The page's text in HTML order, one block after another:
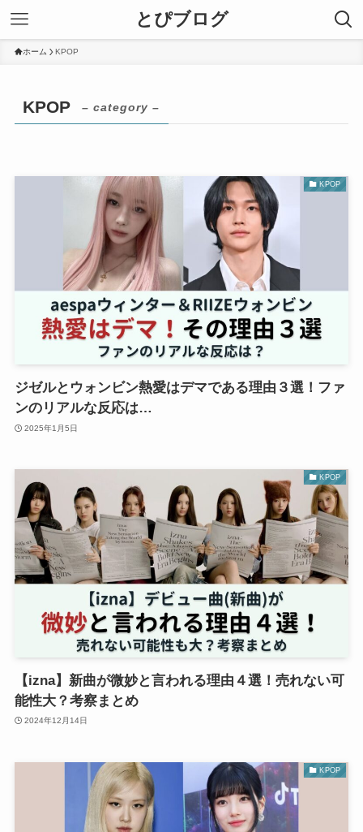
とぴブログ
ホーム KPOP
KPOP – category –
KPOP
ジゼルとウォンビン熱愛はデマである理由３選！ファ
ンのリアルな反応は…
2025年1月5日
KPOP
【izna】新曲が微妙と言われる理由４選！売れない可
能性大？考察まとめ
2024年12月14日
KPOP